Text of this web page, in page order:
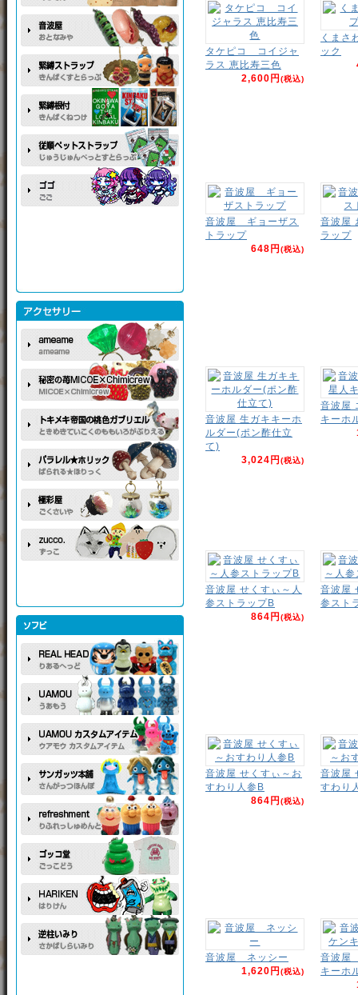
タケピコ コイジャ
ラス 恵比寿三色
2,600円(税込)
くまさ
ック
音波屋 ギョーザス
トラップ
648円(税込)
音波屋
ラップ
音波屋 生ガキキーホ
ルダー(ポン酢仕立
て)
3,024円(税込)
音波屋
キーホ
音波屋 せくすぃ～人
参ストラップB
864円(税込)
音波屋
参スト
音波屋 せくすぃ～お
すわり人参B
864円(税込)
音波屋
すわり
音波屋 ネッシー
1,620円(税込)
音波
キーホ